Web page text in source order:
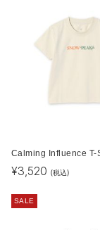
Calming Influence T-
¥3,520 (税込)
SALE